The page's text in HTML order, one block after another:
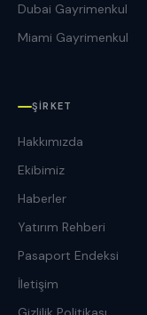
Dubai Gayrimenkul
Miami Gayrimenkul
ŞIRKET
Hakkımızda
Ekibimiz
Haberler
Yatırım Rehberi
Pasaport Endeksi
İletişim